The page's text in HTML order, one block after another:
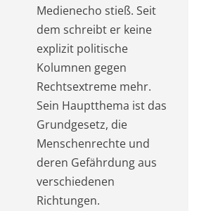
Medienecho stieß. Seit
dem schreibt er keine
explizit politische
Kolumnen gegen
Rechtsextreme mehr.
Sein Hauptthema ist das
Grundgesetz, die
Menschenrechte und
deren Gefährdung aus
verschiedenen
Richtungen.